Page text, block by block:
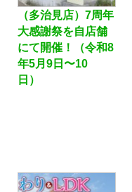
（多治見店）7周年
大感謝祭を自店舗
にて開催！（令和8
年5月9日〜10
日）